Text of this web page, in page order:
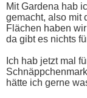
Mit Gardena hab
gemacht, also mit
Flächen haben
da gibt es nichts
Ich hab jetzt mal
hätte ich gerne